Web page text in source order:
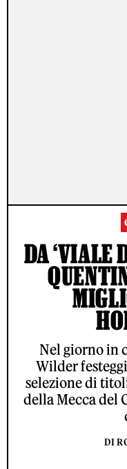
DA ‘VIALE
Nel giorno in
Wilder
selezione di
della Mecca del
DI